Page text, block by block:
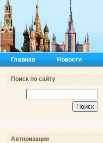
Главная Новости
Поиск по сайту
Авторизация